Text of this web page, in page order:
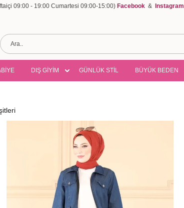
09:00 - 19:00 Cumartesi 09:00-15:00) Facebook & Instagram
DIŞ GİYİM GÜNLÜK STİL BÜYÜK BEDEN